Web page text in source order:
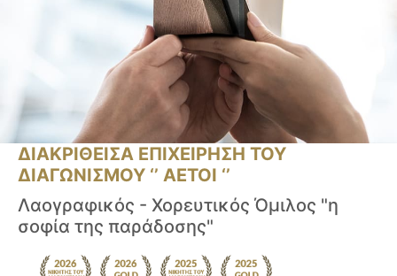
ΔΙΑΚΡΙΘΕΙΣΑ ΕΠΙΧΕΙΡΗΣΗ ΤΟΥ
ΔΙΑΓΩΝΙΣΜΟΥ ‘’ ΑΕΤΟΙ ‘’
Λαογραφικός - Χορευτικός Όμιλος "η
σοφία της παράδοσης"